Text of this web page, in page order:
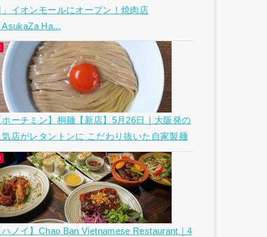
」イオンモールにオープン！焼肉店
AsukaZa Ha...
ホーチミン】桐麺【新店】5月26日｜大阪発の
気店がレタントンに こだわり抜いた自家製麺
ハノイ】Chao Ban Vietnamese Restaurant｜4